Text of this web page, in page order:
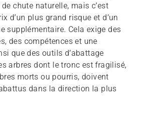
chute naturelle, mais c’est
d’un plus grand risque et d’un
supplémentaire. Cela exige des
des compétences et une
que des outils d’abattage
arbres dont le tronc est fragilisé,
morts ou pourris, doivent
dans la direction la plus